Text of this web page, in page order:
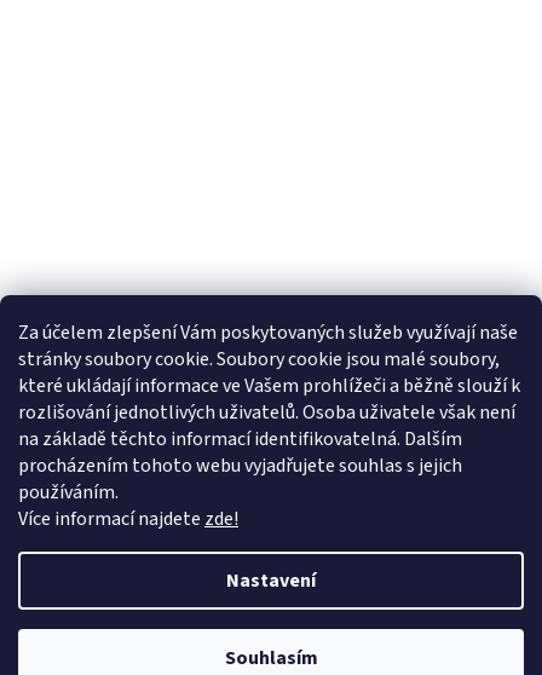
Za účelem zlepšení Vám poskytovaných služeb využívají naše
stránky soubory cookie. Soubory cookie jsou malé soubory,
které ukládají informace ve Vašem prohlížeči a běžně slouží k
rozlišování jednotlivých uživatelů. Osoba uživatele však není
na základě těchto informací identifikovatelná. Dalším
procházením tohoto webu vyjadřujete souhlas s jejich
používáním.
Více informací najdete zde!
Nastavení
Souhlasím
Sledovat na Instagramu
Farmářský koutek Heuréka.cz Zboží.cz Google nákupy
Copyright 2026Pradelkogm. Všechna práva vyhrazena.Upravit
nastavení cookies